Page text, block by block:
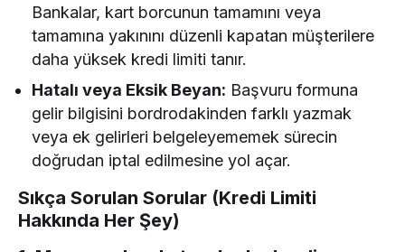
Bankalar, kart borcunun tamamını veya
tamamına yakınını düzenli kapatan müşterilere
daha yüksek kredi limiti tanır.
Hatalı veya Eksik Beyan: Başvuru formuna
gelir bilgisini bordrodakinden farklı yazmak
veya ek gelirleri belgeleyememek sürecin
doğrudan iptal edilmesine yol açar.
Sıkça Sorulan Sorular (Kredi Limiti
Hakkında Her Şey)